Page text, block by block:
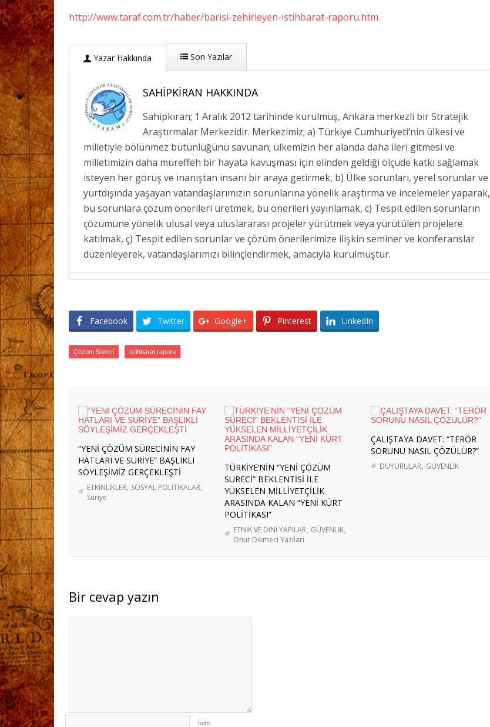
http://www.taraf.com.tr/haber/barisi-zehirleyen-istihbarat-raporu.htm
Yazar Hakkında Son Yazılar
SAHIPKIRAN HAKKINDA
Sahipkıran; 1 Aralık 2012 tarihinde kurulmuş, Ankara merkezli bir Stratejik
Araştırmalar Merkezidir. Merkezimiz; a) Türkiye Cumhuriyeti’nin ülkesi ve
milletiyle bölünmez bütünlüğünü savunan; ülkemizin her alanda daha ileri gitmesi ve
milletimizin daha müreffeh bir hayata kavuşması için elinden geldiği ölçüde katkı sağlamak
isteyen her görüş ve inanıştan insanı bir araya getirmek, b) Ülke sorunları, yerel sorunlar ve
yurtdışında yaşayan vatandaşlarımızın sorunlarına yönelik araştırma ve incelemeler yaparak,
bu sorunlara çözüm önerileri üretmek, bu önerileri yayınlamak, c) Tespit edilen sorunların
çözümüne yönelik ulusal veya uluslararası projeler yürütmek veya yürütülen projelere
katılmak, ç) Tespit edilen sorunlar ve çözüm önerilerimize ilişkin seminer ve konferanslar
düzenleyerek, vatandaşlarımızı bilinçlendirmek, amacıyla kurulmuştur.
ERASMUS+ PROJEMİZ KAPSAMINDA MAKEDONYA’YA ÖĞRENİCİ GRUP HAREKETLİLİĞİ
SASAM’DAN GÖÇ İDARESİ BAŞKAN YARDIMCISINA ZİYARET
2026
ERASMUS+ PROJEMİZ KAPSAMINDA BERLİN’E KURS VE İŞBAŞI GÖZLEM
HAREKETLİLİKLERİ DÜZENLENDİ- 3 Ağustos 2026
ERASMUS+ PROJEMİZ KAPSAMINDA ALMANYA’YA İŞBAŞI GÖZLEM HAREKETLİLİĞİ
GERÇEKLEŞTİRİLDİ- 3 Ağustos 2026
İRAN’A YÖNELİK OLASI BİR KARA HAREKÂTININ BÖLGESEL DİNAMİKLERİ VE KOMŞU
ÜLKELERE YÜKLENEBİLECEK ROLLER - 3 Ağustos 2026
ABD-İRAN GERİLİMİ: SAVAŞ ÖNCESİ BÖLGESEL HAZIRLIKLAR, STRATEJİK HEDEFLER VE
- 29 Temmuz 2026
Facebook Twitter Google+ Pinterest LinkedIn
Çözüm Süreci istihbarat raporu
“YENİ ÇÖZÜM SÜRECİNİN FAY
HATLARI VE SURİYE” BAŞLIKLI
SÖYLEŞİMİZ GERÇEKLEŞTİ
ETKİNLİKLER SOSYAL POLİTİKALAR
Suriye
TÜRKİYE’NİN “YENİ ÇÖZÜM
SÜRECİ” BEKLENTİSİ İLE
YÜKSELEN MİLLİYETÇİLİK
ARASINDA KALAN “YENİ KÜRT
POLİTİKASI”
ETNİK VE DİNİ YAPILAR GÜVENLİK,
Onur Dikmeci Yazıları
ÇALIŞTAYA DAVET: “TERÖR
SORUNU NASIL ÇÖZÜLÜR?”
DUYURULAR GÜVENLİK
Bir cevap yazın
İsim